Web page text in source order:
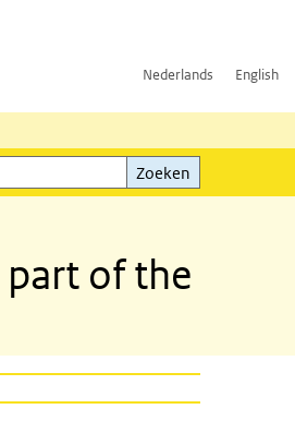
Nederlands English
Zoeken
of the